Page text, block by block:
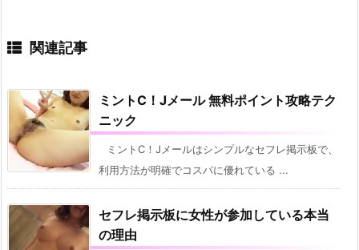
関連記事
ミントC！Jメール 無料ポイント攻略テク
ニック
ミントC！Jメールはシンプルなセフレ掲示板で、
利用方法が明確でコスパに優れている ...
セフレ掲示板に女性が参加している本当
の理由